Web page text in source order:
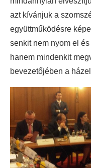
azt kívánjuk a
együttműködésre
senkit nem nyom el
hanem mindenkit
bevezetőjében a